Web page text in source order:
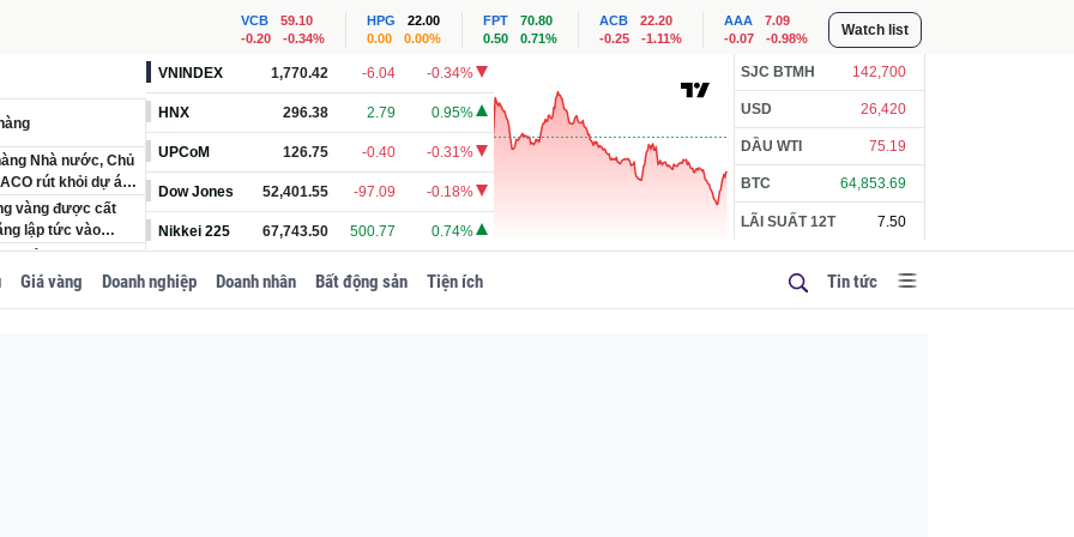
VCB
59.10
-0.20
-0.34%
HPG
22.00
0.00
0.00%
FPT
70.80
0.50
0.71%
ACB
22.20
-0.25
-1.11%
AAA
7.09
-0.07
-0.98% Watch list
Nhà nước, Chủ
rút khỏi dự án
vàng được cất
lập tức vào
nâng cấp khiến
đổi đáng chú ý,
VNINDEX 1,770.42 -6.04 -0.34%
HNX 296.38 2.79 0.95%
UPCoM 126.75 -0.40 -0.31%
Dow Jones 52,401.55 -97.09 -0.18%
Nikkei 225 67,743.50 500.77 0.74%
SJC BTMH 142,700
USD 26,420
DẦU WTI 75.19
BTC 64,853.69
LÃI SUẤT 12T 7.50
Giá vàng Doanh nghiệp Doanh nhân Bất động sản Tiện ích Tin tức